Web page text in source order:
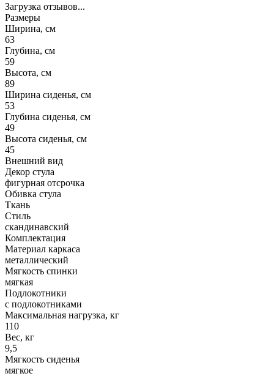
Загрузка отзывов...
Размеры
Ширина, см
63
Глубина, см
59
Высота, см
89
Ширина сиденья, см
53
Глубина сиденья, см
49
Высота сиденья, см
45
Внешний вид
Декор стула
фигурная отсрочка
Обивка стула
Ткань
Стиль
скандинавский
Комплектация
Материал каркаса
металлический
Мягкость спинки
мягкая
Подлокотники
с подлокотниками
Максимальная нагрузка, кг
110
Вес, кг
9,5
Мягкость сиденья
мягкое